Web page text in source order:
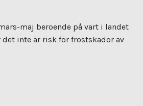
maj beroende på vart i landet
inte är risk för frostskador av